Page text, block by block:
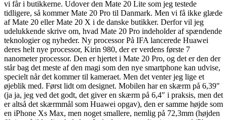
vi får i butikkerne. Udover den Mate 20 Lite som jeg testede
tidligere, så kommer Mate 20 Pro til Danmark. Men vi få ikke glæde
af Mate 20 eller Mate 20 X i de danske butikker. Derfor vil jeg
udelukkende skrive om, hvad Mate 20 Pro indeholder af spændende
teknologier og nyheder. Ny processor På IFA lancerede Huawei
deres helt nye processor, Kirin 980, der er verdens første 7
nanometer processor. Den er hjertet i Mate 20 Pro, og det er den der
står bag det meste af den magi som den nye smartphone kan udvise,
specielt når det kommer til kameraet. Men det venter jeg lige et
øjeblik med. Først lidt om designet. Mobilen har en skærm på 6,39″
(ja ja, jeg ved det godt, det giver en skærm på 6,4″ i praksis, men det
er altså det skærmmål som Huawei opgav), den er samme højde som
en iPhone Xs Max, men noget smallere, nemlig på 72,3mm (højden